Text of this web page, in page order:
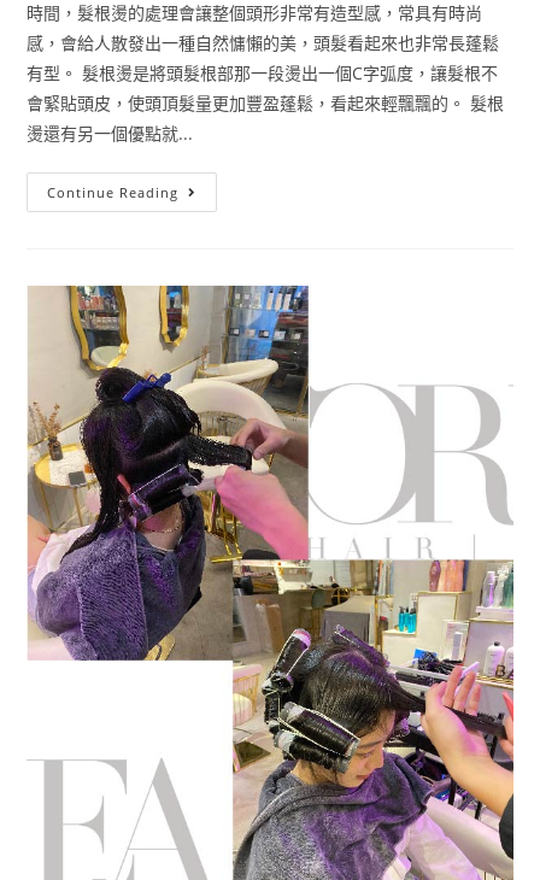
時間，髮根燙的處理會讓整個頭形非常有造型感，常具有時尚
感，會給人散發出一種自然慵懶的美，頭髮看起來也非常長蓬鬆
有型。 髮根燙是將頭髮根部那一段燙出一個C字弧度，讓髮根不
會緊貼頭皮，使頭頂髮量更加豐盈蓬鬆，看起來輕飄飄的。 髮根
燙還有另一個優點就...
Continue Reading